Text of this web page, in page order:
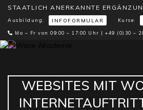
STAATLICH ANERKANNTE
Ausbildung: INFOFORMULAR Kurse:
Mo – Fr von 09:00 – 17:00 Uhr | +49 (0)30 –
WEBSITES MIT